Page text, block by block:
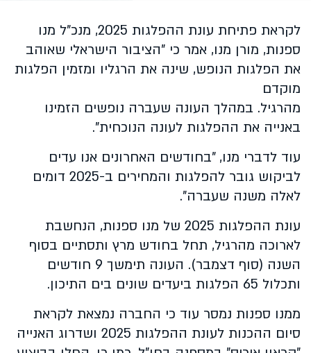
לקראת פתיחת עונת ההפלגות 2025, מנכ"ל מנו
ספנות, מורן מנו, אמר כי "הציבור הישראלי שאוהב
את הפלגות הנופש, שינה את הרגליו ומזמין הפלגות
מוקדם
מהרגיל. במהלך העונה שעברה נופשים הזמינו
באנייה את ההפלגות לעונה הנוכחית".
עוד לדברי מנו, "בחודשים האחרונים אנו עדים
לביקוש גובר להפלגות והמחירים ב-2025 דומים
לאלה משנה שעברה".
עונת ההפלגות 2025 של מנו ספנות, הנחשבת
לארוכה מהרגיל, תחל בחודש מרץ ותסתיים בסוף
השנה (סוף דצמבר). העונה תימשך 9 חודשים
ותכלול 65 הפלגות ביעדים שונים בים התיכון.
ממנו ספנות נמסר עוד כי החברה נמצאת לקראת
סיום ההכנות לעונת ההפלגות 2025 ושדרוג האנייה